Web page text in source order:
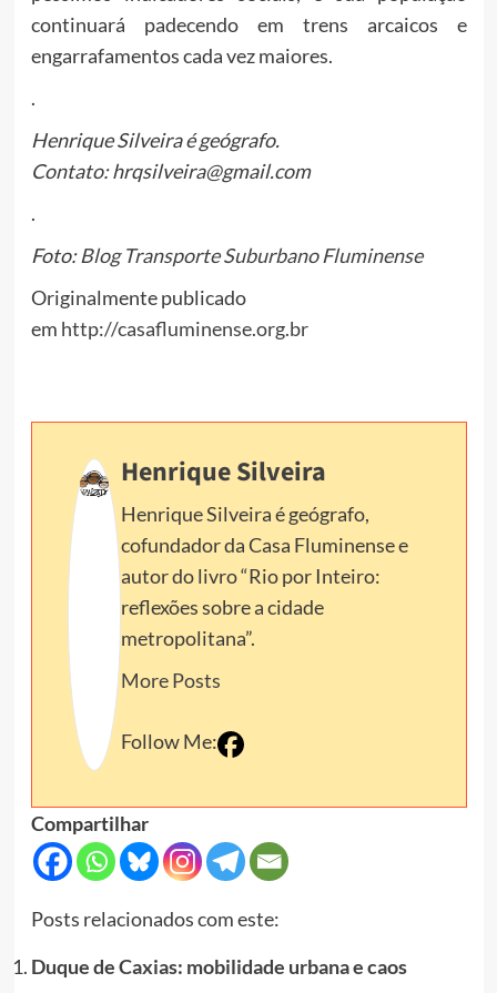
continuará padecendo em trens arcaicos e
engarrafamentos cada vez maiores.
.
Henrique Silveira é geógrafo.
Contato: hrqsilveira@gmail.com
.
Foto:Blog Transporte Suburbano Fluminense
Originalmente publicado
em http://casafluminense.org.br
Henrique Silveira
Henrique Silveira é geógrafo,
cofundador da Casa Fluminense e
autor do livro “Rio por Inteiro:
reflexões sobre a cidade
metropolitana”.
More Posts
Follow Me:
Compartilhar
Posts relacionados com este:
Duque de Caxias: mobilidade urbana e caos